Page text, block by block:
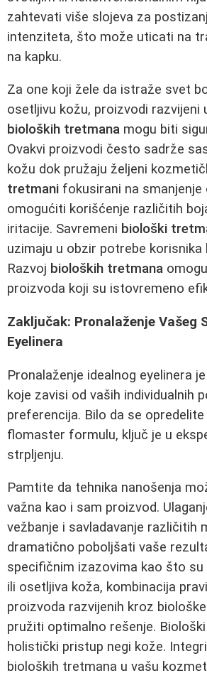
zahtevati više slojeva za
intenziteta, što može uticati na
na kapku.
Za one koji žele da istraže svet
osetljivu kožu, proizvodi razvijeni
bioloških tretmana mogu biti
Ovakvi proizvodi često sadrže
kožu dok pružaju željeni
tretmani fokusirani na
omogućiti korišćenje različitih
iritacije. Savremeni biološki
uzimaju u obzir potrebe korisnika
Razvoj bioloških tretmana
proizvoda koji su istovremeno
Zaključak: Pronalaženje Vašeg
Eyelinera
Pronalaženje idealnog eyelinera
koje zavisi od vaših individualnih
preferencija. Bilo da se
flomaster formulu, ključ je u
strpljenju.
Pamtite da tehnika nanošenja
važna kao i sam proizvod.
vežbanje i savladavanje različitih
dramatično poboljšati vaše
specifičnim izazovima kao što su
ili osetljiva koža, kombinacija
proizvoda razvijenih kroz
pružiti optimalno rešenje.
holistički pristup negi kože.
bioloških tretmana u vašu